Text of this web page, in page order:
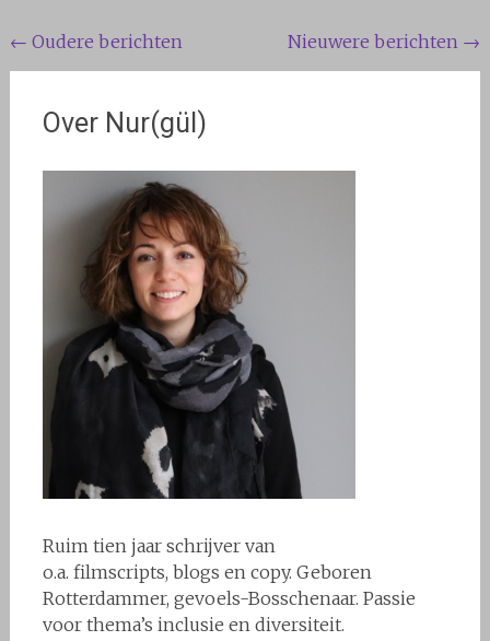
Berichten
navigatie
← Oudere berichten Nieuwere berichten →
Over Nur(gül)
Ruim tien jaar schrijver van
o.a. filmscripts, blogs en copy. Geboren
Rotterdammer, gevoels-Bosschenaar. Passie
voor thema’s inclusie en diversiteit.